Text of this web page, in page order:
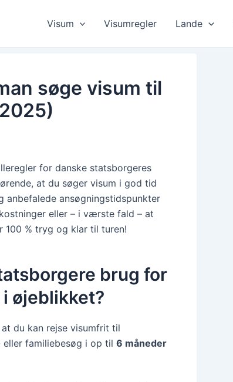
Visum Visumregler Lande
søge visum til
for danske statsborgeres
at du søger visum i god tid
ansøgningstidspunkter
eller – i værste fald – at
100 % tryg og klar til turen!
brug for
øjeblikket?
du kan rejse visumfrit til
familiebesøg i op til 6 måneder